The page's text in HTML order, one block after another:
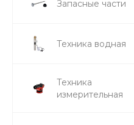
Запасные части
Техника водная
Техника
измерительная